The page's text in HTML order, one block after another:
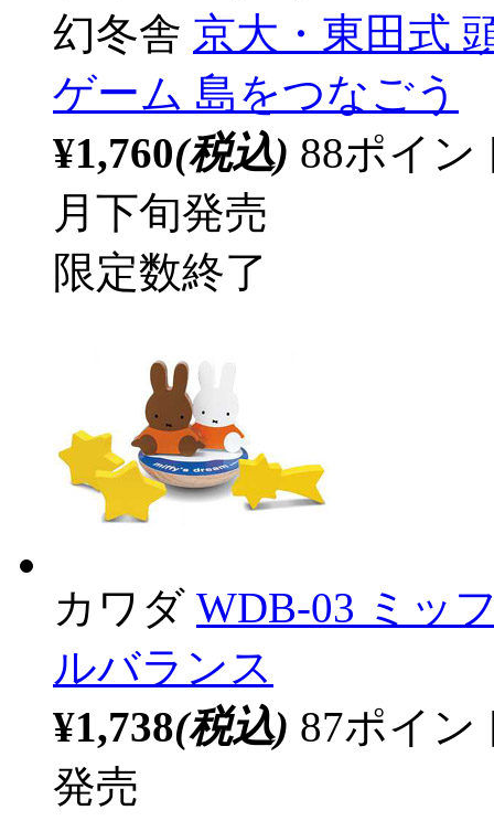
幻冬舎 京大・東田式
ゲーム 島をつなごう
¥1,760(税込) 88ポイ
月下旬発売
限定数終了
カワダ WDB-03 ミッ
ルバランス
¥1,738(税込) 87ポイ
発売